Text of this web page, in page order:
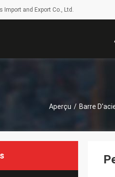
Import and Export Co., Ltd.
Aperçu / Barre